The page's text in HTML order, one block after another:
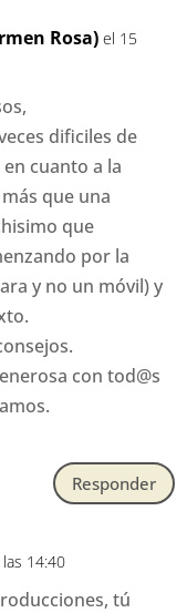
Rosa) el 15
dificiles de
cuanto a la
que una
que
por la
y no un móvil) y
con tod@s
Responder
14:40
tú